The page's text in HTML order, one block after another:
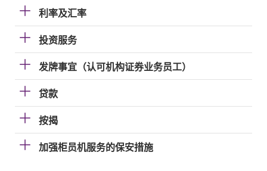
利率及汇率
投资服务
发牌事宜（认可机构证券业务员工）
贷款
按揭
加强柜员机服务的保安措施